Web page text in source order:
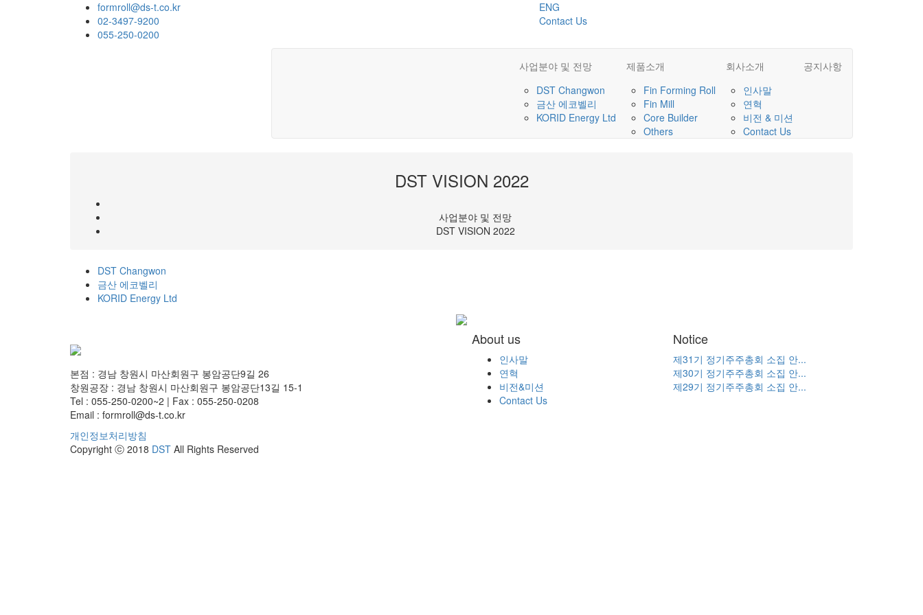
formroll@ds-t.co.kr
02-3497-9200
055-250-0200
ENG
Contact Us
사업분야 및 전망
DST Changwon
금산 에코벨리
KORID Energy Ltd
제품소개
Fin Forming Roll
Fin Mill
Core Builder
Others
회사소개
인사말
연혁
비전 & 미션
Contact Us
공지사항
DST VISION 2022
사업분야 및 전망
DST VISION 2022
DST Changwon
금산 에코벨리
KORID Energy Ltd
본점 : 경남 창원시 마산회원구 봉암공단9길 26
창원공장 : 경남 창원시 마산회원구 봉암공단13길 15-1
Tel : 055-250-0200~2 | Fax : 055-250-0208
Email : formroll@ds-t.co.kr
개인정보처리방침
About us
인사말
연혁
비전&미션
Contact Us
Notice
제31기 정기주주총회 소집 안...
제30기 정기주주총회 소집 안...
제29기 정기주주총회 소집 안...
Copyright ⓒ 2018 DST All Rights Reserved